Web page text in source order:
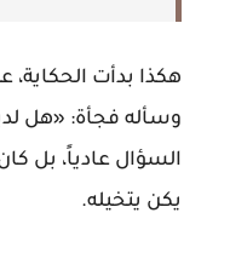
هكذا بدأت الحكاية،
وسأله فجأة: «هل
السؤال عادياً، بل
يكن يتخيله.